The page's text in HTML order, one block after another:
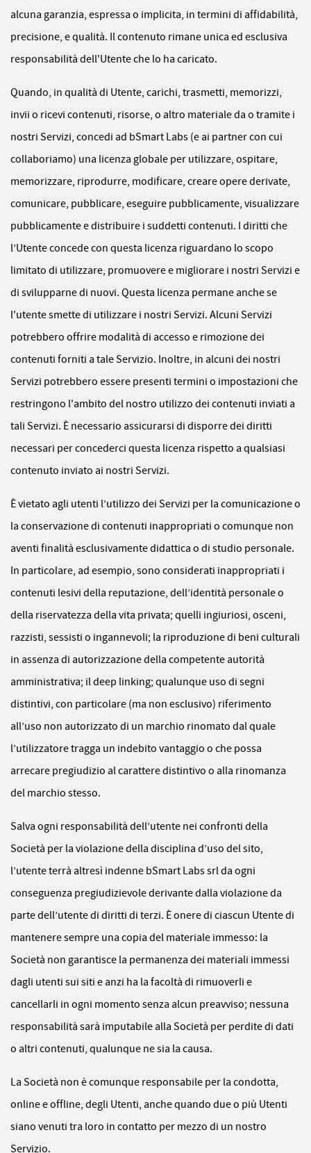
alcuna garanzia, espressa o implicita, in termini di affidabilità,
precisione, e qualità. Il contenuto rimane unica ed esclusiva
responsabilità dell'Utente che lo ha caricato.
Quando, in qualità di Utente, carichi, trasmetti, memorizzi,
invii o ricevi contenuti, risorse, o altro materiale da o tramite i
nostri Servizi, concedi ad bSmart Labs (e ai partner con cui
collaboriamo) una licenza globale per utilizzare, ospitare,
memorizzare, riprodurre, modificare, creare opere derivate,
comunicare, pubblicare, eseguire pubblicamente, visualizzare
pubblicamente e distribuire i suddetti contenuti. I diritti che
l’Utente concede con questa licenza riguardano lo scopo
limitato di utilizzare, promuovere e migliorare i nostri Servizi e
di svilupparne di nuovi. Questa licenza permane anche se
l'utente smette di utilizzare i nostri Servizi. Alcuni Servizi
potrebbero offrire modalità di accesso e rimozione dei
contenuti forniti a tale Servizio. Inoltre, in alcuni dei nostri
Servizi potrebbero essere presenti termini o impostazioni che
restringono l'ambito del nostro utilizzo dei contenuti inviati a
tali Servizi. È necessario assicurarsi di disporre dei diritti
necessari per concederci questa licenza rispetto a qualsiasi
contenuto inviato ai nostri Servizi.
È vietato agli utenti l’utilizzo dei Servizi per la comunicazione o
la conservazione di contenuti inappropriati o comunque non
aventi finalità esclusivamente didattica o di studio personale.
In particolare, ad esempio, sono considerati inappropriati i
contenuti lesivi della reputazione, dell’identità personale o
della riservatezza della vita privata; quelli ingiuriosi, osceni,
razzisti, sessisti o ingannevoli; la riproduzione di beni culturali
in assenza di autorizzazione della competente autorità
amministrativa; il deep linking; qualunque uso di segni
distintivi, con particolare (ma non esclusivo) riferimento
all’uso non autorizzato di un marchio rinomato dal quale
l’utilizzatore tragga un indebito vantaggio o che possa
arrecare pregiudizio al carattere distintivo o alla rinomanza
del marchio stesso.
Salva ogni responsabilità dell’utente nei confronti della
Società per la violazione della disciplina d’uso del sito,
l’utente terrà altresì indenne bSmart Labs srl da ogni
conseguenza pregiudizievole derivante dalla violazione da
parte dell’utente di diritti di terzi. È onere di ciascun Utente di
mantenere sempre una copia del materiale immesso: la
Società non garantisce la permanenza dei materiali immessi
dagli utenti sui siti e anzi ha la facoltà di rimuoverli e
cancellarli in ogni momento senza alcun preavviso; nessuna
responsabilità sarà imputabile alla Società per perdite di dati
o altri contenuti, qualunque ne sia la causa.
La Società non è comunque responsabile per la condotta,
online e offline, degli Utenti, anche quando due o più Utenti
siano venuti tra loro in contatto per mezzo di un nostro
Servizio.